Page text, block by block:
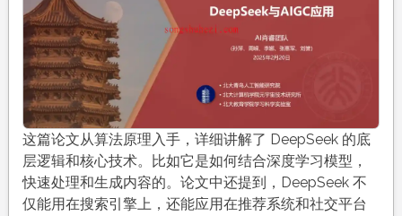
这篇论文从算法原理入手，详细讲解了 DeepSeek 的底
层逻辑和核心技术。比如它是如何结合深度学习模型，
快速处理和生成内容的。论文中还提到，DeepSeek 不
仅能用在搜索引擎上，还能应用在推荐系统和社交平台